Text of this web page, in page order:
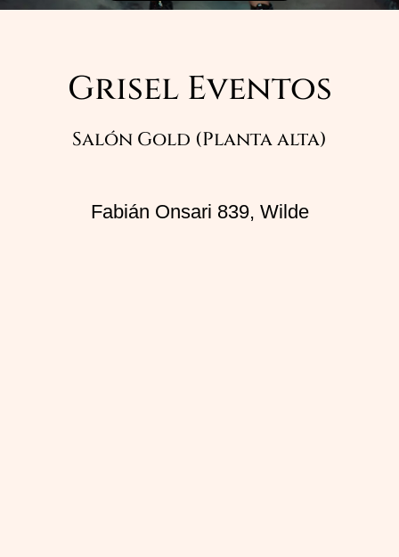
Grisel Eventos
Salón Gold (Planta alta)
Fabián Onsari 839, Wilde